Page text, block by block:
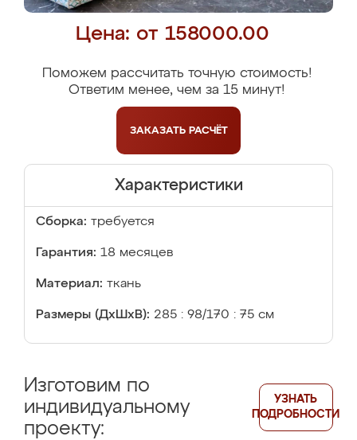
Цена: от 158000.00
Поможем рассчитать точную стоимость!
Ответим менее, чем за 15 минут!
ЗАКАЗАТЬ РАСЧЁТ
Характеристики
Сборка: требуется
Гарантия: 18 месяцев
Материал: ткань
Размеры (ДхШхВ): 285 : 98/170 : 75 см
Изготовим по
индивидуальному
проекту:
УЗНАТЬ
ПОДРОБНОСТИ